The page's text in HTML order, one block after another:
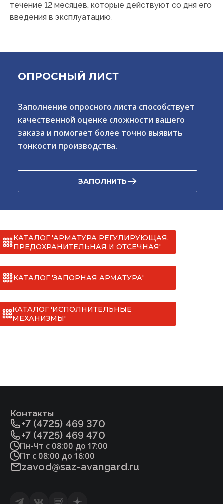
течение 12 месяцев, которые действуют со дня его
введения в эксплуатацию.
ОПРОСНЫЙ ЛИСТ
Заполнение опросного листа способствует
качественной оценке сложности вашего
заказа и помогает более точно выявить
тонкости производства.
ЗАПОЛНИТЬ
КАТАЛОГ 'АРМАТУРА РЕГУЛИРУЮЩАЯ,
ПРЕДОХРАНИТЕЛЬНАЯ И ОТСЕЧНАЯ'
КАТАЛОГ 'ЗАПОРНАЯ АРМАТУРА'
КАТАЛОГ 'ИСПОЛНИТЕЛЬНЫЕ
МЕХАНИЗМЫ'
Контакты
+7 (4725) 469 370
+7 (4725) 469 470
Пн-Чт с 08:00 до 17:00
Пт с 08:00 до 16:00
zavod@saz-avangard.ru